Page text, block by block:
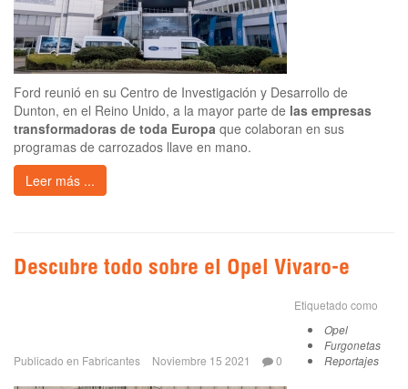
Ford reunió en su Centro de Investigación y Desarrollo de
Dunton, en el Reino Unido, a la mayor parte de las empresas
transformadoras de toda Europa que colaboran en sus
programas de carrozados llave en mano.
Leer más ...
Descubre todo sobre el Opel Vivaro-e
Publicado en Fabricantes Noviembre 15 2021 0
Etiquetado como
Opel
Furgonetas
Reportajes